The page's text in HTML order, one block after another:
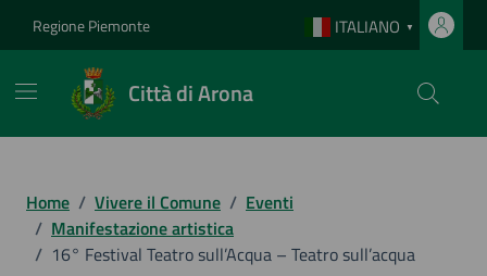
Regione Piemonte ITALIANO ▼
Città di Arona
Home / Vivere il Comune / Eventi
/ Manifestazione artistica
/ 16° Festival Teatro sull’Acqua – Teatro sull’acqua